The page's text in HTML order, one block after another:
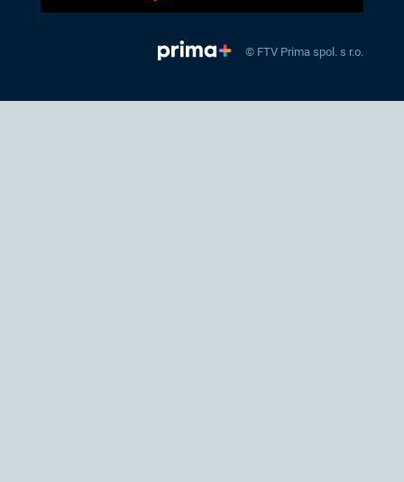
© FTV Prima spol. s r.o.